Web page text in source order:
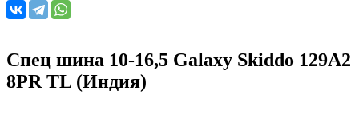
Спец шина 10-16,5 Galaxy Skiddo 129A2
8PR TL (Индия)